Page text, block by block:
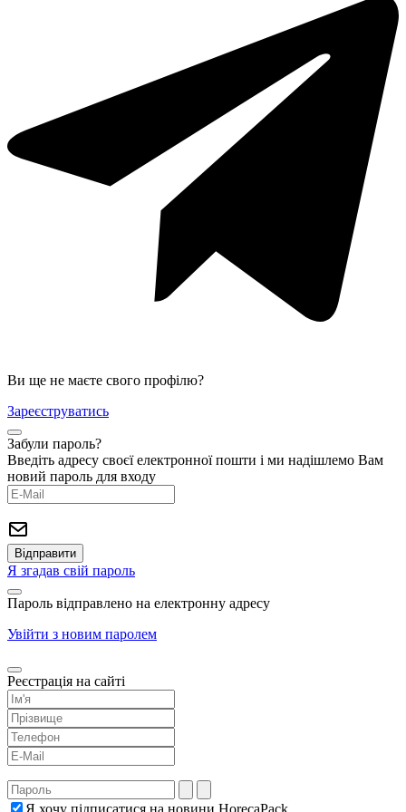
Ви ще не маєте свого профілю?
Зареєструватись
Забули пароль?
Введіть адресу своєї електронної пошти і ми надішлемо Вам
новий пароль для входу
Я згадав свій пароль
Пароль відправлено на електронну адресу
Увійти з новим паролем
Реєстрація на сайті
Я хочу підписатися на новини HorecaPack.